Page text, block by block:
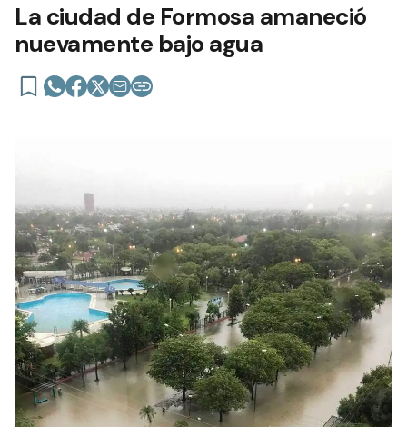
La ciudad de Formosa amaneció
nuevamente bajo agua